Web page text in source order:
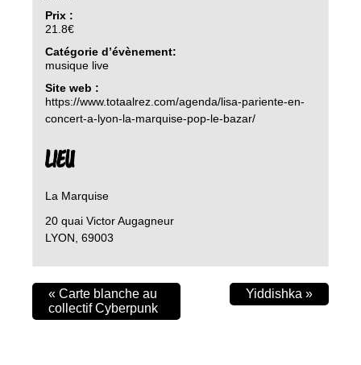
Prix :
21.8€
Catégorie d’évènement:
musique live
Site web :
https://www.totaalrez.com/agenda/lisa-pariente-en-
concert-a-lyon-la-marquise-pop-le-bazar/
LIEU
La Marquise
20 quai Victor Augagneur
LYON 69003
« Carte blanche au
collectif Cyberpunk
Yiddishka »